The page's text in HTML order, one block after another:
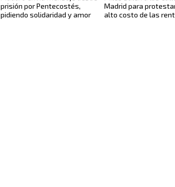
prisión por Pentecostés,
pidiendo solidaridad y amor
Madrid para
alto costo de las